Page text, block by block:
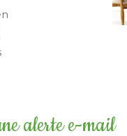
alerte e-mail